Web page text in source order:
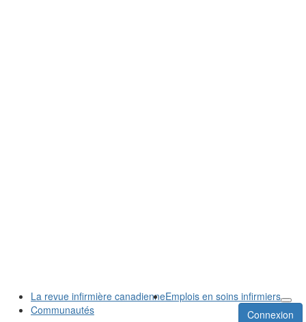
La revue infirmière canadienneEmplois en soins infirmiers
Communautés
Connexion